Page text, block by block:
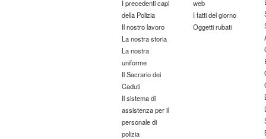
I precedenti capi
della Polizia
Il nostro lavoro
La nostra storia
La nostra
uniforme
Il Sacrario dei
Caduti
Il sistema di
assistenza per il
personale di
polizia
web
I fatti del giorno
Oggetti rubati